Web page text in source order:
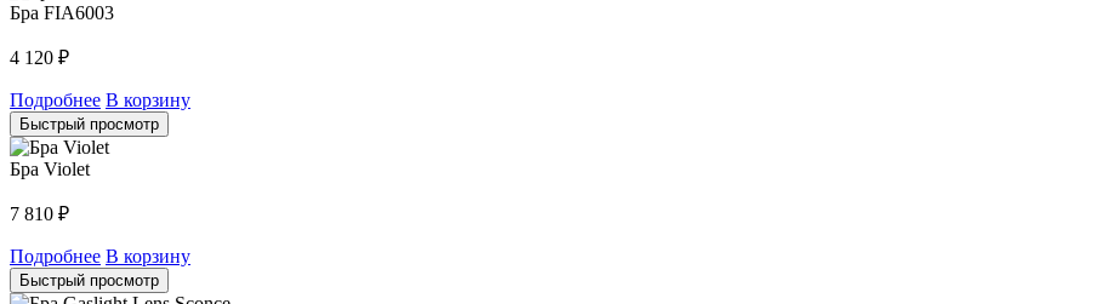
Бра FIA6003
4 120 ₽
Подробнее В корзину
Быстрый просмотр
Бра Violet
7 810 ₽
Подробнее В корзину
Быстрый просмотр